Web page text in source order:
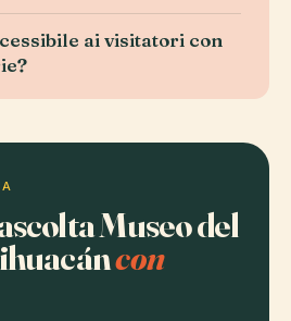
ai visitatori con
Museo del
con